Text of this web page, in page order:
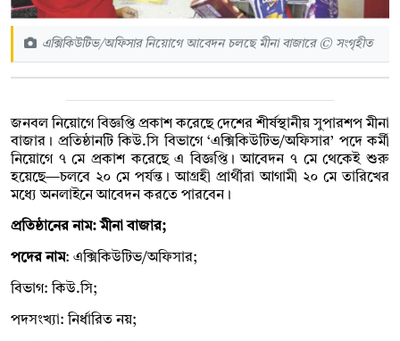
এক্সিকিউটিভ/অফিসার নিয়োগে আবেদন চলছে মীনা বাজারে © সংগৃহীত
জনবল নিয়োগে বিজ্ঞপ্তি প্রকাশ করেছে দেশের শীর্ষস্থানীয় সুপারশপ মীনা
বাজার। প্রতিষ্ঠানটি কিউ.সি বিভাগে ‘এক্সিকিউটিভ/অফিসার’ পদে কর্মী
নিয়োগে ৭ মে প্রকাশ করেছে এ বিজ্ঞপ্তি। আবেদন ৭ মে থেকেই শুরু
হয়েছে—চলবে ২০ মে পর্যন্ত। আগ্রহী প্রার্থীরা আগামী ২০ মে তারিখের
মধ্যে অনলাইনে আবেদন করতে পারবেন।
প্রতিষ্ঠানের নাম: মীনা বাজার;
পদের নাম: এক্সিকিউটিভ/অফিসার;
বিভাগ: কিউ.সি;
পদসংখ্যা: নির্ধারিত নয়;